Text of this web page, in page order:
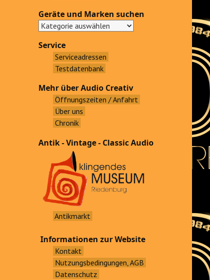
h
Geräte und Marken suchen
Service
Serviceadressen
Testdatenbank
Mehr über Audio Creativ
Öffnungszeiten / Anfahrt
Über uns
Chronik
Antik - Vintage - Classic Audio
Antikmarkt
Informationen zur Website
Kontakt
Nutzungsbedingungen, AGB
Datenschutz